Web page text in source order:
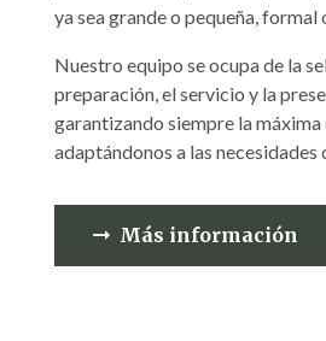
ya sea grande o pequeña, formal
Nuestro equipo se ocupa de la
preparación, el servicio y la
garantizando siempre la máxima
adaptándonos a las necesidades
Más información